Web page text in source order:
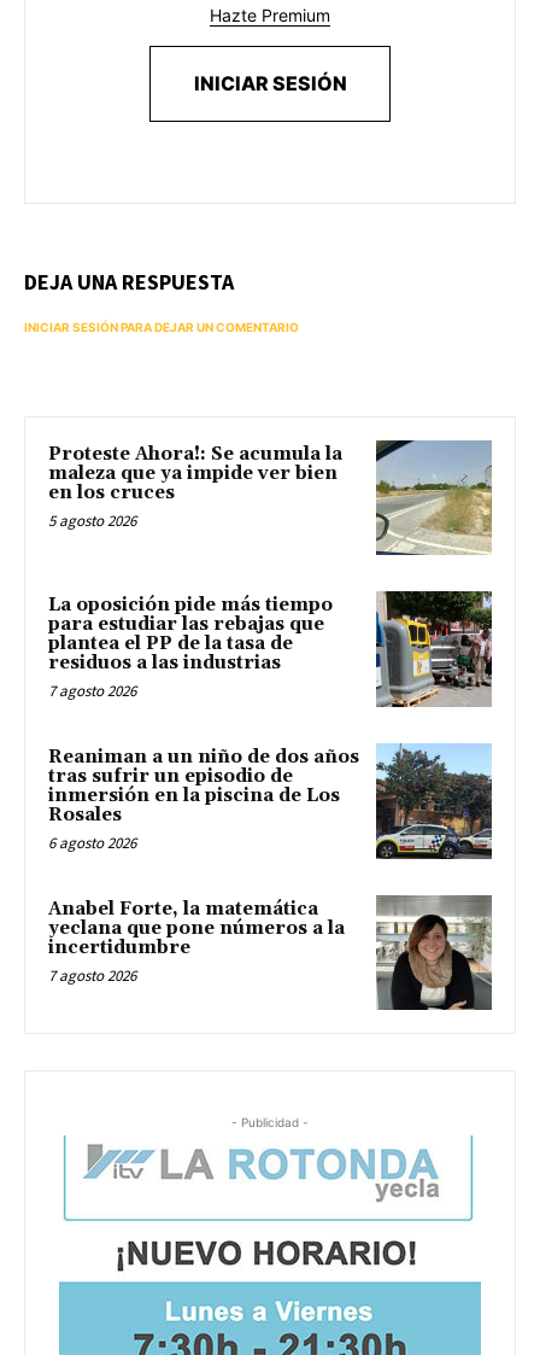
Hazte Premium
INICIAR SESIÓN
DEJA UNA RESPUESTA
INICIAR SESIÓN PARA DEJAR UN COMENTARIO
Proteste Ahora!: Se acumula la
maleza que ya impide ver bien
en los cruces
5 agosto 2026
La oposición pide más tiempo
para estudiar las rebajas que
plantea el PP de la tasa de
residuos a las industrias
7 agosto 2026
Reaniman a un niño de dos años
tras sufrir un episodio de
inmersión en la piscina de Los
Rosales
6 agosto 2026
Anabel Forte, la matemática
yeclana que pone números a la
incertidumbre
7 agosto 2026
- Publicidad -